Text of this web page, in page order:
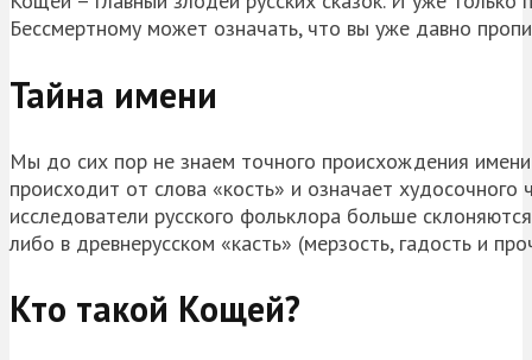
Бессмертному может означать, что вы уже давно
Тайна имени
Мы до сих пор не знаем точного происхождения
происходит от слова «кость» и означает
исследователи русского фольклора больше
либо в древнерусском «касть» (мерзость, гадость и
Кто такой Кощей?